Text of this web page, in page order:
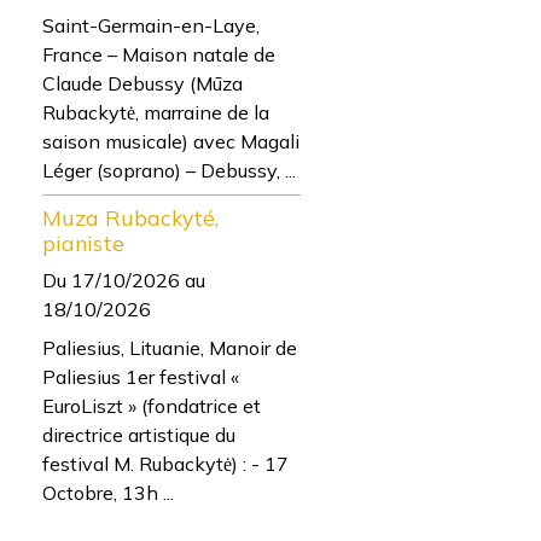
Saint-Germain-en-Laye,
France – Maison natale de
Claude Debussy (Mūza
Rubackytė, marraine de la
saison musicale) avec Magali
Léger (soprano) – Debussy, ...
Muza Rubackyté,
pianiste
Du 17/10/2026 au
18/10/2026
Paliesius, Lituanie, Manoir de
Paliesius 1er festival «
EuroLiszt » (fondatrice et
directrice artistique du
festival M. Rubackytė) : - 17
Octobre, 13h ...